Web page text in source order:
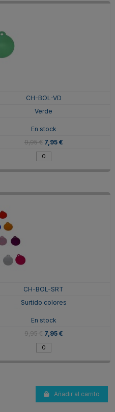
CH-BOL-VD
Verde
En stock
9,95 € 7,95 €
CH-BOL-SRT
Surtido colores
En stock
9,95 € 7,95 €
Añadir al carrito